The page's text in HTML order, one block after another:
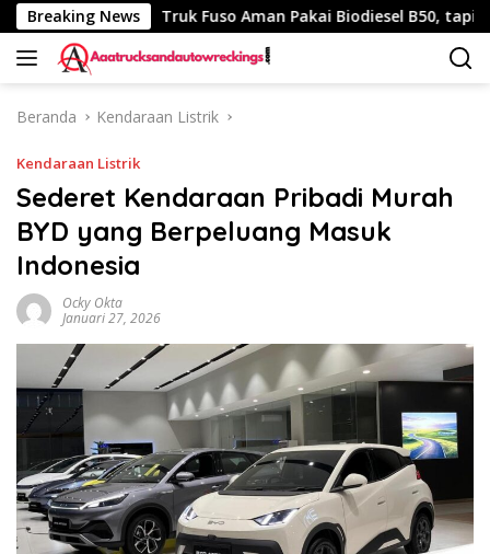
Langsung
ke
konten
Breaking News
Km Truk Fuso Aman Pakai Biodiesel B50, tapi Ada
Beranda Kendaraan Listrik
Kendaraan Listrik
Sederet Kendaraan Pribadi Murah
BYD yang Berpeluang Masuk
Indonesia
Ocky Okta
Januari 27, 2026